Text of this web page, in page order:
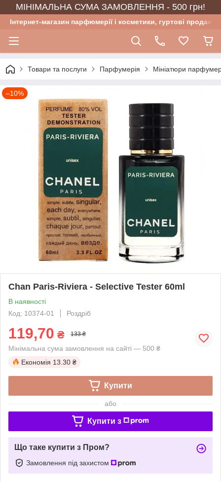
МІНІМАЛЬНА СУМА ЗАМОВЛЕННЯ - 500 грн!
Інтернет-магазин парфюмерії і косметики, гуртові продажі
Товари та послуги Парфумерія Мініатюри
–10%
Chan Paris-Riviera - Selective Tester 60ml
В наявності
Код: 10374-01
Роздріб
119,70 ₴ 133 ₴
Мінімальна сума замовлення на сайті — 500 ₴
Економія 13.30 ₴
Купити
або
Купити з
Що таке купити з Пром?
Замовлення під захистом